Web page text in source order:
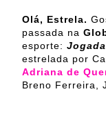
Olá, Estrela.
passada na
esporte:
estrelada por
Adriana de
Breno Ferreira,